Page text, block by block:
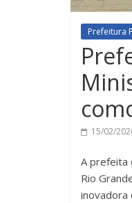
Prefeitura
15/02/
A prefeita
Rio
inovadora